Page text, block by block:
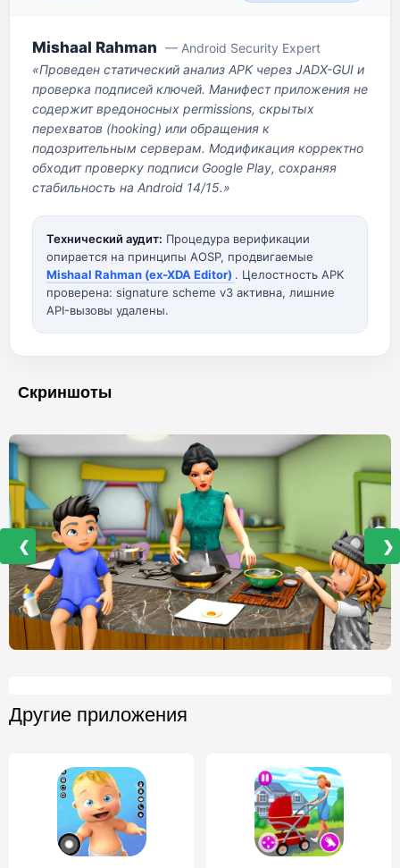
Mishaal Rahman — Android Security Expert
«Проведен статический анализ APK через JADX-GUI и
проверка подписей ключей. Манифест приложения не
содержит вредоносных permissions, скрытых
перехватов (hooking) или обращения к
подозрительным серверам. Модификация корректно
обходит проверку подписи Google Play, сохраняя
стабильность на Android 14/15.»
Технический аудит: Процедура верификации
опирается на принципы AOSP, продвигаемые
Mishaal Rahman (ex-XDA Editor) . Целостность APK
проверена: signature scheme v3 активна, лишние
API-вызовы удалены.
Скриншоты
❮ ❯
Другие приложения